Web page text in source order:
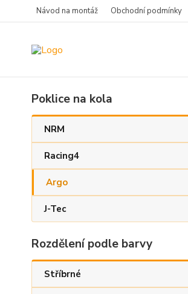
Návod na montáž Obchodní podmínky
Poklice na kola
NRM
Racing4
Argo
J-Tec
Rozdělení podle barvy
Stříbrné